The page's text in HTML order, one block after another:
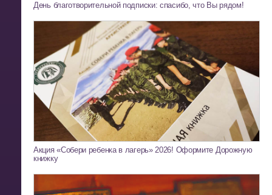
День благотворительной подписки: спасибо, что Вы рядом!
Акция «Собери ребенка в лагерь» 2026! Оформите Дорожную
книжку